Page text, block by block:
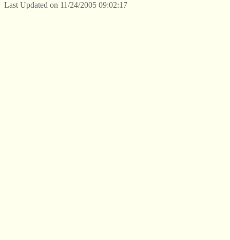
Last Updated on 11/24/2005 09:02:17